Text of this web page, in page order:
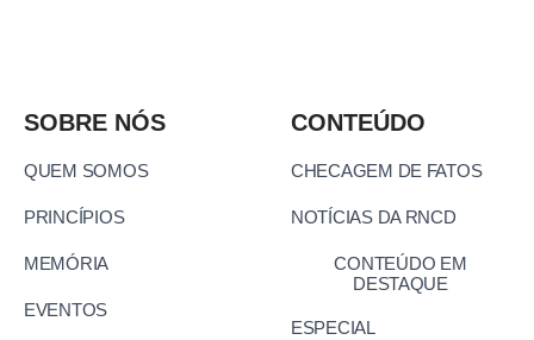
SOBRE NÓS
QUEM SOMOS
PRINCÍPIOS
MEMÓRIA
EVENTOS
CONTEÚDO
CHECAGEM DE FATOS
NOTÍCIAS DA RNCD
CONTEÚDO EM
DESTAQUE
ESPECIAL